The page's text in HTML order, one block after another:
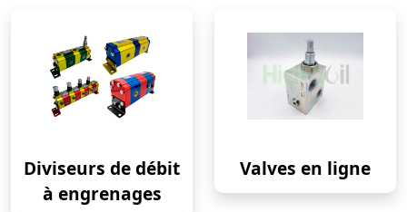
Diviseurs de débit
à engrenages
Valves en ligne